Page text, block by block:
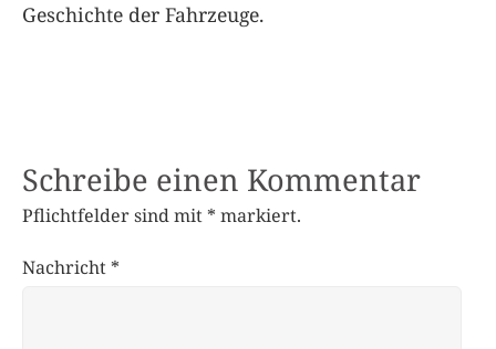
Geschichte der Fahrzeuge.
Schreibe einen Kommentar
Pflichtfelder sind mit * markiert.
Nachricht *